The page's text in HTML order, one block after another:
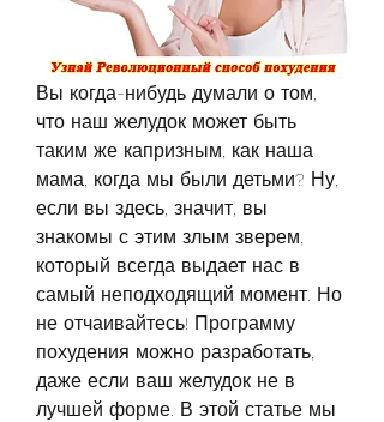
Вы когда-нибудь думали о том,
что наш желудок может быть
таким же капризным, как наша
мама, когда мы были детьми? Ну,
если вы здесь, значит, вы
знакомы с этим злым зверем,
который всегда выдает нас в
самый неподходящий момент. Но
не отчаивайтесь! Программу
похудения можно разработать,
даже если ваш желудок не в
лучшей форме. В этой статье мы